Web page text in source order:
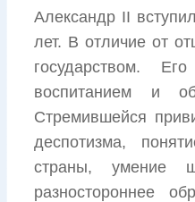
Александр II
лет. В отличие от
государством.
воспитанием и
Стремившейся
деспотизма,
страны, умение
разностороннее